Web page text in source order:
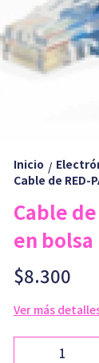
Inicio /
Cable de RED-
Cable de
en bolsa
$8.300
Ver más